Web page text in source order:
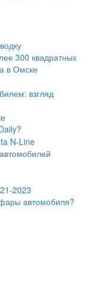
300 квадратных
в Омске
взгляд
N-Line
2023
автомобиля?